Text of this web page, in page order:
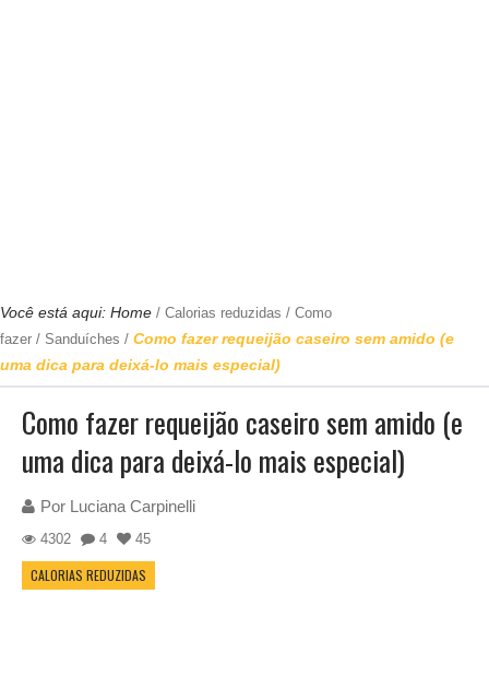
Você está aqui: Home / Calorias reduzidas / Como
fazer / Sanduíches / Como fazer requeijão caseiro sem amido (e
uma dica para deixá-lo mais especial)
Como fazer requeijão caseiro sem amido (e
uma dica para deixá-lo mais especial)
Por Luciana Carpinelli
4302 4 45
CALORIAS REDUZIDAS